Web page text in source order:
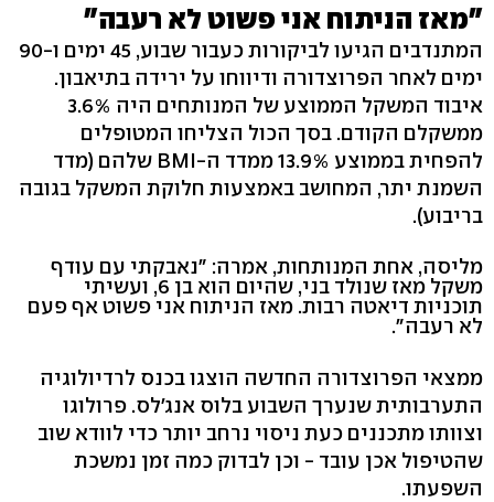
"מאז הניתוח אני פשוט לא רעבה"
המתנדבים הגיעו לביקורות כעבור שבוע, 45 ימים ו-90
ימים לאחר הפרוצדורה ודיווחו על ירידה בתיאבון.
איבוד המשקל הממוצע של המנותחים היה 3.6%
ממשקלם הקודם. בסך הכול הצליחו המטופלים
להפחית בממוצע 13.9% ממדד ה-BMI שלהם (מדד
השמנת יתר, המחושב באמצעות חלוקת המשקל בגובה
בריבוע).
מליסה, אחת המנותחות, אמרה: "נאבקתי עם עודף
משקל מאז שנולד בני, שהיום הוא בן 6, ועשיתי
תוכניות דיאטה רבות. מאז הניתוח אני פשוט אף פעם
לא רעבה".
ממצאי הפרוצדורה החדשה הוצגו בכנס לרדיולוגיה
התערבותית שנערך השבוע בלוס אנג'לס. פרולוגו
וצוותו מתכננים כעת ניסוי נרחב יותר כדי לוודא שוב
שהטיפול אכן עובד - וכן לבדוק כמה זמן נמשכת
השפעתו.